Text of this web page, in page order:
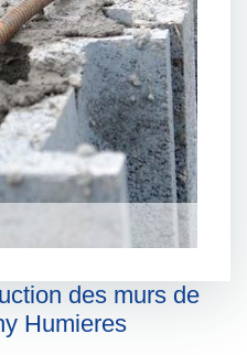
des murs de
Humieres